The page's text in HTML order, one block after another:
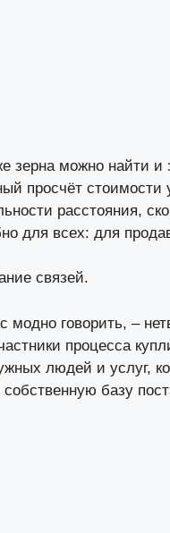
зерна можно найти и
просчёт стоимости
расстояния,
для всех: для
связей.
модно говорить, –
процесса
людей и услуг,
базу